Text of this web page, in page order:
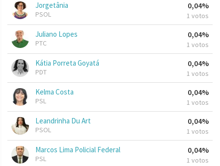
Jorgetânia
PSOL
0,04%
1 votos
Juliano Lopes
PTC
0,04%
1 votos
Kátia Porreta Goyatá
PDT
0,04%
1 votos
Kelma Costa
PSL
0,04%
1 votos
Leandrinha Du Art
PSOL
0,04%
1 votos
Marcos Lima Policial Federal
PSL
0,04%
1 votos